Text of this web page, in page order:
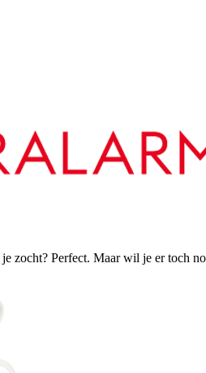
zocht? Perfect. Maar wil je er toch